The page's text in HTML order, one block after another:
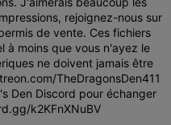
rejoignez-nous sur
de vente. Ces fichiers
à moins que vous n'ayez le
ne doivent jamais être
TheDragonsDen411
Den Discord pour échanger
k2KFnXNuBV